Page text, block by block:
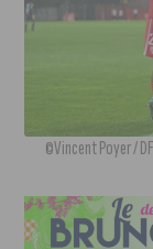
©Vincent Poyer /